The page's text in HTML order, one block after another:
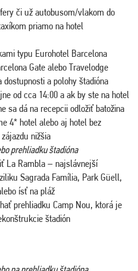
či už autobusom/vlakom do
priamo na hotel
typu Eurohotel Barcelona
Gate alebo Travelodge
dostupnosti a polohy štadióna
od cca 14:00 a ak by ste na hotel
sa dá na recepcii odložiť batožina
4* hotel alebo aj hotel bez
nižšia
prehliadku štadióna
La Rambla – najslávnejší
Sagrada Família, Park Güell,
ísť na pláž
prehliadku Camp Nou, ktorá je
štadión